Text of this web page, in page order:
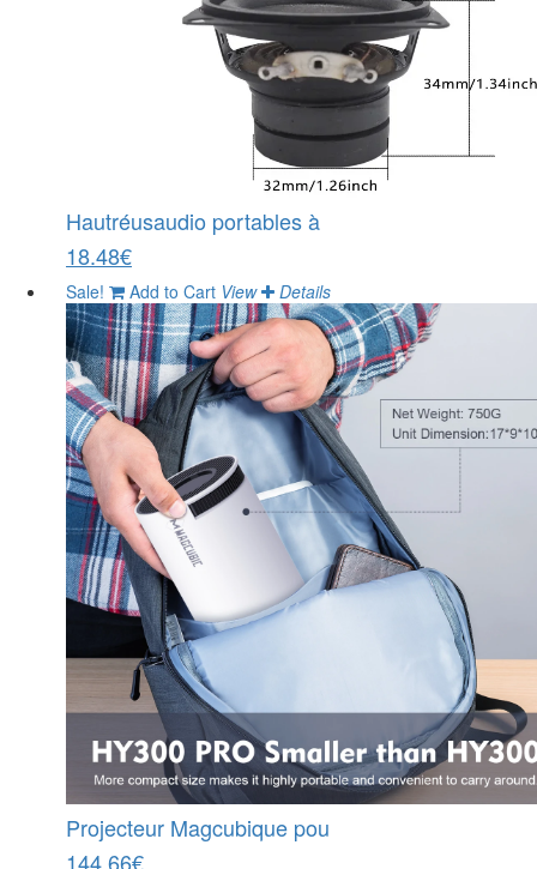
Hautréusaudio portables à
18.48€
Sale! Add to Cart View Details
Projecteur Magcubique pou
144.66€